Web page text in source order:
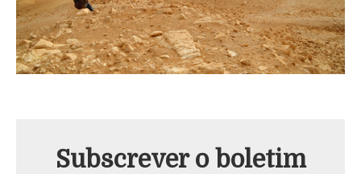
Subscrever o boletim